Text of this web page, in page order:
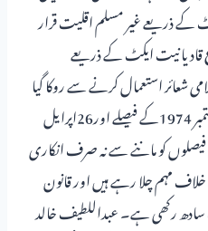
1974کو پارلیمنٹ کے ذریعے غیر مسلم اقلیت قرار
1984کو امتناع قادیانیت ایکٹ کے ذریعے
شعائر استعمال کرنے سے روکا گیا
لیکن صورتحال یہ ہے کہ قادیانی 7ستمبر 1974کے فیصلے اور26اپرایل
فیصلوں کو ماننے سے نہ صرف انکاری
مہم چلا رہے ہیں اور قانون
رکھی ہے۔ عبداللطیف خالد